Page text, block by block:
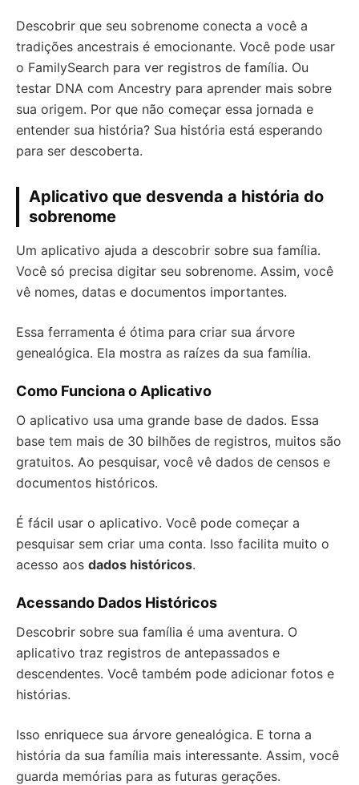
Descobrir que seu sobrenome conecta a você a
tradições ancestrais é emocionante. Você pode usar
o FamilySearch para ver registros de família. Ou
testar DNA com Ancestry para aprender mais sobre
sua origem. Por que não começar essa jornada e
entender sua história? Sua história está esperando
para ser descoberta.
Aplicativo que desvenda a história do
sobrenome
Um aplicativo ajuda a descobrir sobre sua família.
Você só precisa digitar seu sobrenome. Assim, você
vê nomes, datas e documentos importantes.
Essa ferramenta é ótima para criar sua árvore
genealógica. Ela mostra as raízes da sua família.
Como Funciona o Aplicativo
O aplicativo usa uma grande base de dados. Essa
base tem mais de 30 bilhões de registros, muitos são
gratuitos. Ao pesquisar, você vê dados de censos e
documentos históricos.
É fácil usar o aplicativo. Você pode começar a
pesquisar sem criar uma conta. Isso facilita muito o
acesso aos dados históricos.
Acessando Dados Históricos
Descobrir sobre sua família é uma aventura. O
aplicativo traz registros de antepassados e
descendentes. Você também pode adicionar fotos e
histórias.
Isso enriquece sua árvore genealógica. E torna a
história da sua família mais interessante. Assim, você
guarda memórias para as futuras gerações.